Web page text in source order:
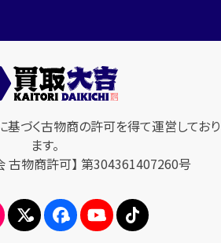
づく古物商の許可を得て運営しており
ます。
古物商許可】 第304361407260号